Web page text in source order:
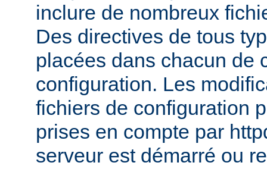
inclure de nombreux
Des directives de tous
placées dans chacun de
configuration. Les
fichiers de configuration
prises en compte par
serveur est démarré ou